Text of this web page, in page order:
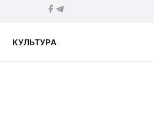
КУЛЬТУРА